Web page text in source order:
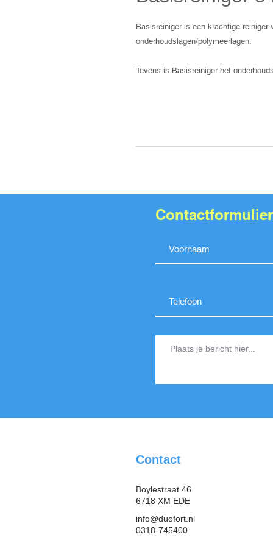
Basisreiniger is een krachtige
onderhoudslagen/polymeerlagen.
Tevens is Basisreiniger het
Contactformulier
Contact
Boylestraat 46
6718 XM EDE
info@duofort.nl
0318-745400